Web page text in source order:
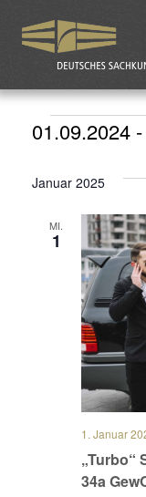
01.09.2024 -
wählen.
Januar 2025
MI.
1
„Turbo“
34a
1. Januar